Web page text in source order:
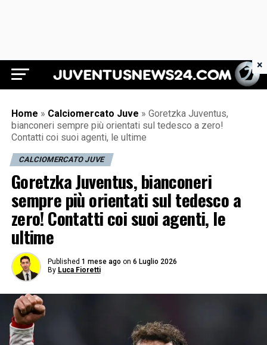
Juventus News 24
Home » Calciomercato Juve » Goretzka Juventus,
bianconeri sempre più orientati sul tedesco a zero!
Contatti coi suoi agenti, le ultime
CALCIOMERCATO JUVE
Goretzka Juventus, bianconeri
sempre più orientati sul tedesco a
zero! Contatti coi suoi agenti, le
ultime
Published 1 mese ago on 6 Luglio 2026
By Luca Fioretti
×